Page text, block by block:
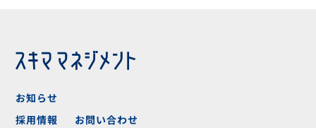
お知らせ
採用情報
お問い合わせ